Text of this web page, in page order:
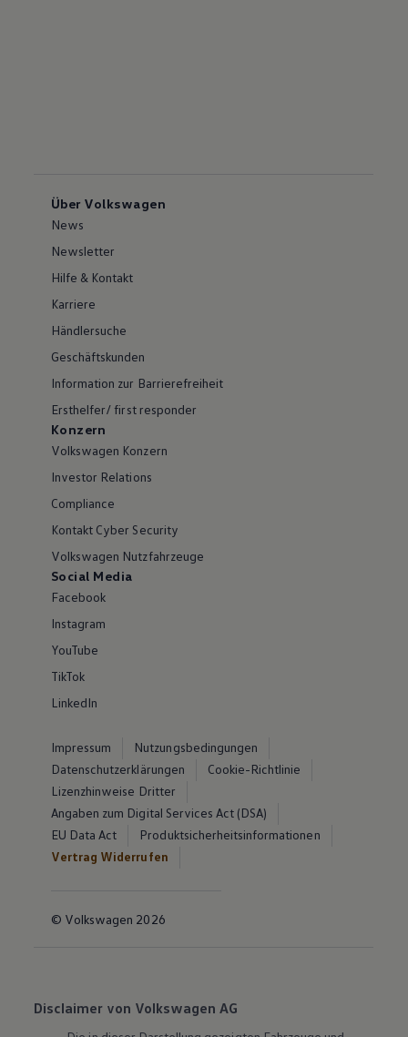
Über Volkswagen
News
Newsletter
Hilfe & Kontakt
Karriere
Händlersuche
Geschäftskunden
Information zur Barrierefreiheit
Ersthelfer/ first responder
Konzern
Volkswagen Konzern
Investor Relations
Compliance
Kontakt Cyber Security
Volkswagen Nutzfahrzeuge
Social Media
Facebook
Instagram
YouTube
TikTok
LinkedIn
Impressum
Nutzungsbedingungen
Datenschutzerklärungen
Cookie-Richtlinie
Lizenzhinweise Dritter
Angaben zum Digital Services Act (DSA)
EU Data Act
Produktsicherheitsinformationen
Vertrag Widerrufen
© Volkswagen 2026
Disclaimer von Volkswagen AG